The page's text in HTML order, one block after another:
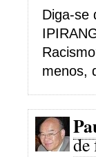
Diga-se
menos,
de